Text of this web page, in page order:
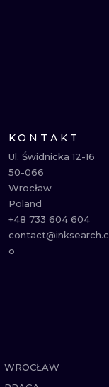
KONTAKT
Ul. Świdnicka 12-16
50-066
Wrocław
Poland
+48 733 604 604
contact@inksearch.c
o
WROCŁAW